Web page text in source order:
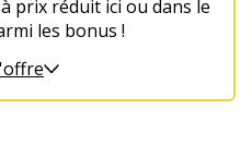
prix réduit ici ou dans le
les bonus !